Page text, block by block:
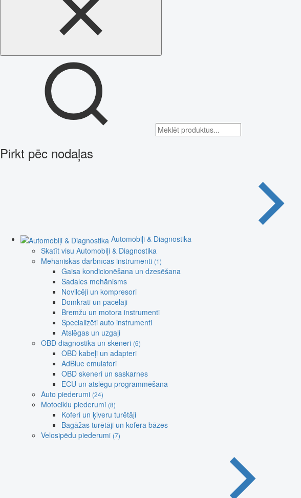
Pirkt pēc nodaļas
Automobiļi & Diagnostika
Skatīt visu Automobiļi & Diagnostika
Mehāniskās darbnīcas instrumenti (1)
Gaisa kondicionēšana un dzesēšana
Sadales mehānisms
Novilcēji un kompresori
Domkrati un pacēlāji
Bremžu un motora instrumenti
Specializēti auto instrumenti
Atslēgas un uzgaļi
OBD diagnostika un skeneri (6)
OBD kabeļi un adapteri
AdBlue emulatori
OBD skeneri un saskarnes
ECU un atslēgu programmēšana
Auto piederumi (24)
Motociklu piederumi (8)
Koferi un ķiveru turētāji
Bagāžas turētāji un kofera bāzes
Velosipēdu piederumi (7)